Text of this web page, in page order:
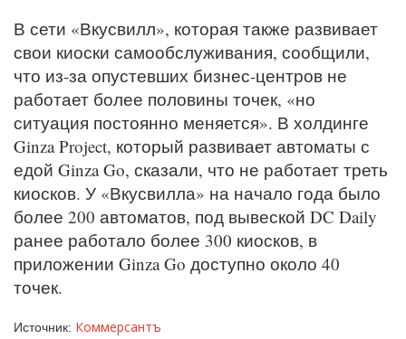
В сети «Вкусвилл», которая также развивает
свои киоски самообслуживания, сообщили,
что из-за опустевших бизнес-центров не
работает более половины точек, «но
ситуация постоянно меняется». В холдинге
Ginza Project, который развивает автоматы с
едой Ginza Go, сказали, что не работает треть
киосков. У «Вкусвилла» на начало года было
более 200 автоматов, под вывеской DC Daily
ранее работало более 300 киосков, в
приложении Ginza Go доступно около 40
точек.
Источник: Коммерсантъ